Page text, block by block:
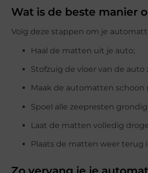
Wat is de beste manier
Volg deze stappen om je
Haal de matten uit je auto;
Stofzuig de vloer van de
Maak de automatten
Spoel alle zeepresten
Laat de matten volledig
Plaats de matten weer terug